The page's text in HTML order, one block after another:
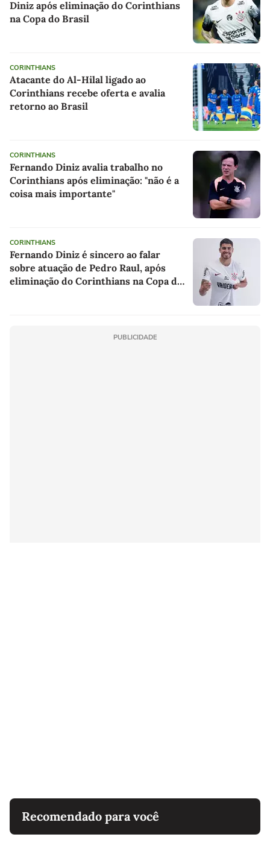
Diniz após eliminação do Corinthians
na Copa do Brasil
CORINTHIANS
Atacante do Al-Hilal ligado ao
Corinthians recebe oferta e avalia
retorno ao Brasil
CORINTHIANS
Fernando Diniz avalia trabalho no
Corinthians após eliminação: "não é a
coisa mais importante"
CORINTHIANS
Fernando Diniz é sincero ao falar
sobre atuação de Pedro Raul, após
eliminação do Corinthians na Copa do
PUBLICIDADE
Recomendado para você